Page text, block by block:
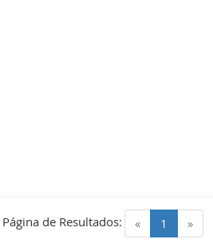
« 1 (current)
»
Página de Resultados: